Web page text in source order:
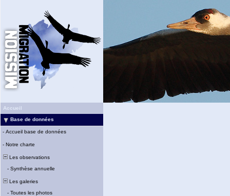
Accueil
Base de données
- Accueil base de données
- Notre charte
Les observations
- Synthèse annuelle
Les galeries
- Toutes les photos